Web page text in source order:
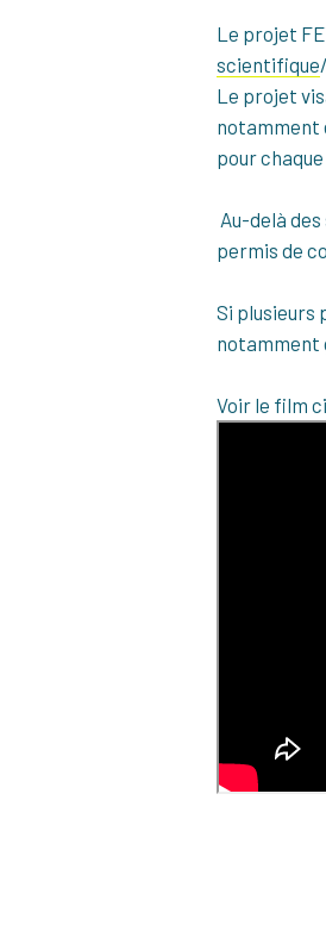
Le projet
scientifique/
Le projet
notamment
pour
Au-delà
permis de
Si plusieurs
notamment
Voir le film